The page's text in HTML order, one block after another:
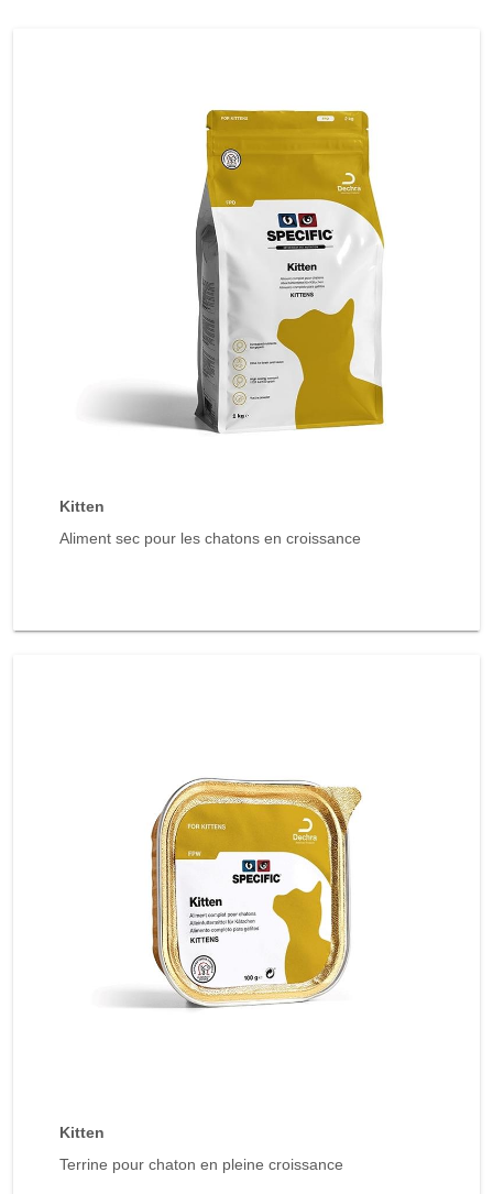
Kitten
Aliment sec pour les chatons en croissance
Kitten
Terrine pour chaton en pleine croissance